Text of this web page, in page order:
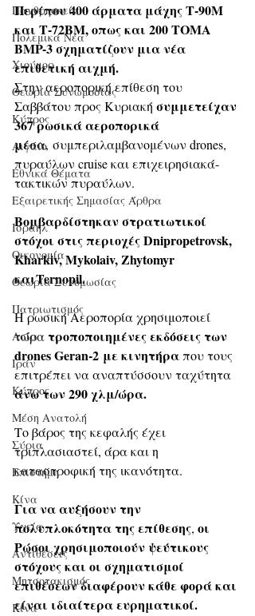
Πανθρησκεία
Πολεμικά Νέα
Χιούμορ
Θεωρία Συνωμοσίας
Κύπρος
Αιγαίο
Εθνικά Θέματα
Εξαιρετικής Σημασίας Άρθρα
Ισραήλ
Οικονομία
Θεωρία Συνομωσίας
Πατριωτισμός
Ασία
Ιράν
Κύπρος
Μέση Ανατολή
Σύρια
Επιστήμη
Kίνα
Υγεία
Aντιθέσεις
Μητσοτακισμός
Κίνα
Περίπου 400 άρματα μάχης Τ-90M
και Τ-72ΒΜ, οπως και 200 ΤΟΜΑ
BMP-3 σχηματίζουν μια νέα
επιθετική αιχμή.
Στην αεροπορική επίθεση του
Σαββάτου προς Κυριακή συμμετείχαν
367 ρωσικά αεροπορικά
μέσα, συμπεριλαμβανομένων drones,
πυραύλων cruise και επιχειρησιακά-
τακτικών πυραύλων.
Βομβαρδίστηκαν στρατιωτικοί
στόχοι στις περιοχές Dnipropetrovsk,
Kharkiv, Mykolaiv, Zhytomyr
καιTernopil.
Η ρωσική Αεροπορία χρησιμοποιεί
τώρα τροποποιημένες εκδόσεις των
drones Geran-2 με κινητήρα που τους
επιτρέπει να αναπτύσσουν ταχύτητα
άνω των 290 χλμ/ώρα.
Το βάρος της κεφαλής έχει
τριπλασιαστεί, άρα και η
καταστροφική της ικανότητα.
Για να αυξήσουν την
πολυπλοκότητα της επίθεσης, οι
Ρώσοι χρησιμοποιούν ψεύτικους
στόχους και οι σχηματισμοί
επιθέσεων διαφέρουν κάθε φορά και
είναι ιδιαίτερα ευρηματικοί.